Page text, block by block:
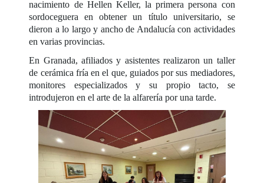
nacimiento de Hellen Keller, la primera persona con
sordoceguera en obtener un título universitario, se
dieron a lo largo y ancho de Andalucía con actividades
en varias provincias.
En Granada, afiliados y asistentes realizaron un taller
de cerámica fría en el que, guiados por sus mediadores,
monitores especializados y su propio tacto, se
introdujeron en el arte de la alfarería por una tarde.